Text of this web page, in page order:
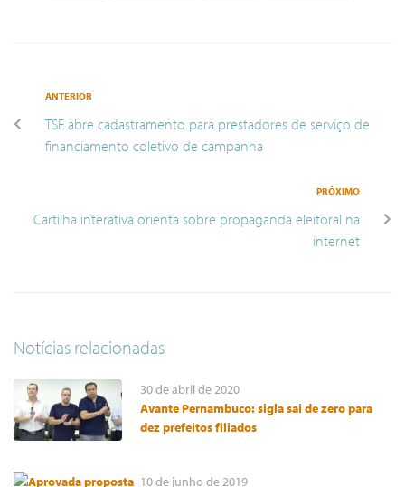
ANTERIOR
TSE abre cadastramento para prestadores de serviço de
financiamento coletivo de campanha
PRÓXIMO
Cartilha interativa orienta sobre propaganda eleitoral na
internet
Notícias relacionadas
30 de abril de 2020
Avante Pernambuco: sigla sai de zero para
dez prefeitos filiados
10 de junho de 2019